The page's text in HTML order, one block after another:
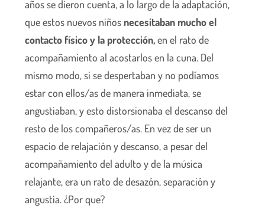
años se dieron cuenta, a lo largo de la adaptación,
que estos nuevos niños necesitaban mucho el
contacto físico y la protección,en el rato de
acompañamiento al acostarlos en la cuna. Del
mismo modo, si se despertaban y no podíamos
estar con ellos/as de manera inmediata, se
angustiaban, y esto distorsionaba el descanso del
resto de los compañeros/as. En vez de ser un
espacio de relajación y descanso, a pesar del
acompañamiento del adulto y de la música
relajante, era un rato de desazón, separación y
angustia. ¿Por que?